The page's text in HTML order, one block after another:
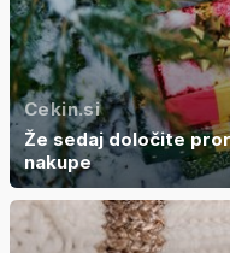
Cekin.si
Že sedaj določite
nakupe